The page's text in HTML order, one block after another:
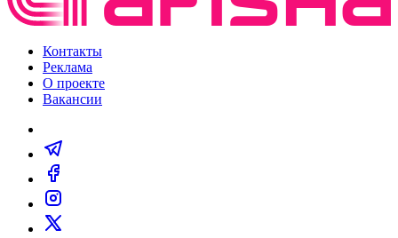
Контакты
Реклама
О проекте
Вакансии